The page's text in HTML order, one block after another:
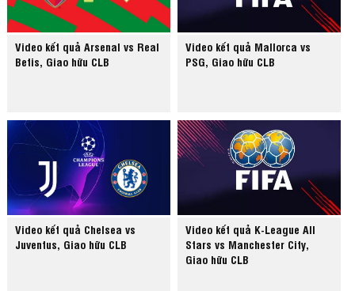
Video kết quả Arsenal vs Real
Betis, Giao hữu CLB
Video kết quả Mallorca vs
PSG, Giao hữu CLB
Video kết quả Chelsea vs
Juventus, Giao hữu CLB
Video kết quả K-League All
Stars vs Manchester City,
Giao hữu CLB